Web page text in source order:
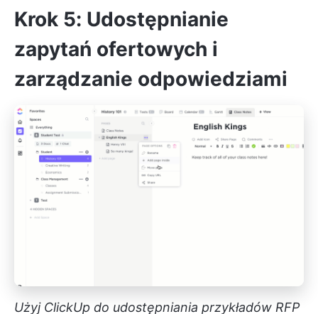
Krok 5: Udostępnianie
zapytań ofertowych i
zarządzanie odpowiedziami
Użyj ClickUp do udostępniania przykładów RFP